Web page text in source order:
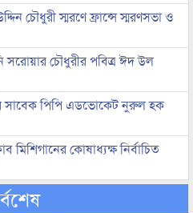
চৌধুরী স্মরণে ফ্রান্সে স্মরণসভা ও
সরোয়ার চৌধুরীর পবিত্র ঈদ উল
সাবেক পিপি এডভোকেট নুরুল হক
মিশিগানের কোষাধ্যক্ষ নির্বাচিত